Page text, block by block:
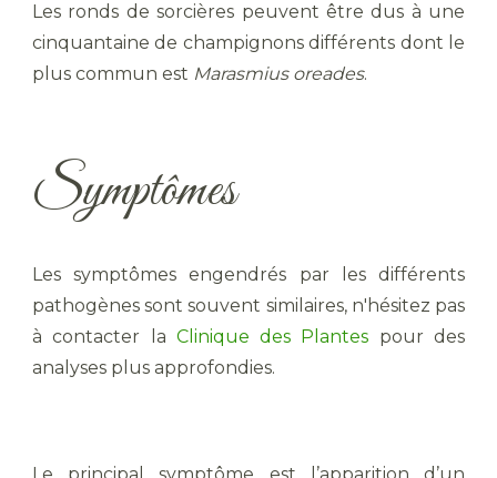
Les ronds de sorcières peuvent être dus à une
cinquantaine de champignons différents dont le
plus commun est Marasmius oreades.
Symptômes
Les symptômes engendrés par les différents
pathogènes sont souvent similaires, n'hésitez pas
à contacter la Clinique des Plantes pour des
analyses plus approfondies.